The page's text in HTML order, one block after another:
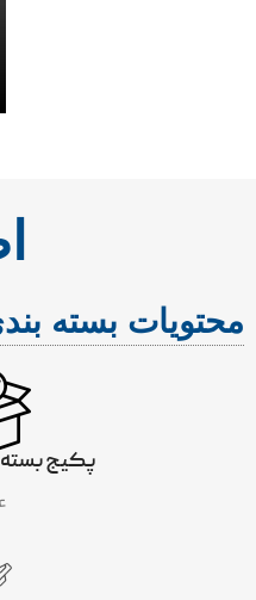
محتویات بسته
پکیج